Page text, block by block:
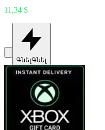
11,34 $
ԳնելԳնել